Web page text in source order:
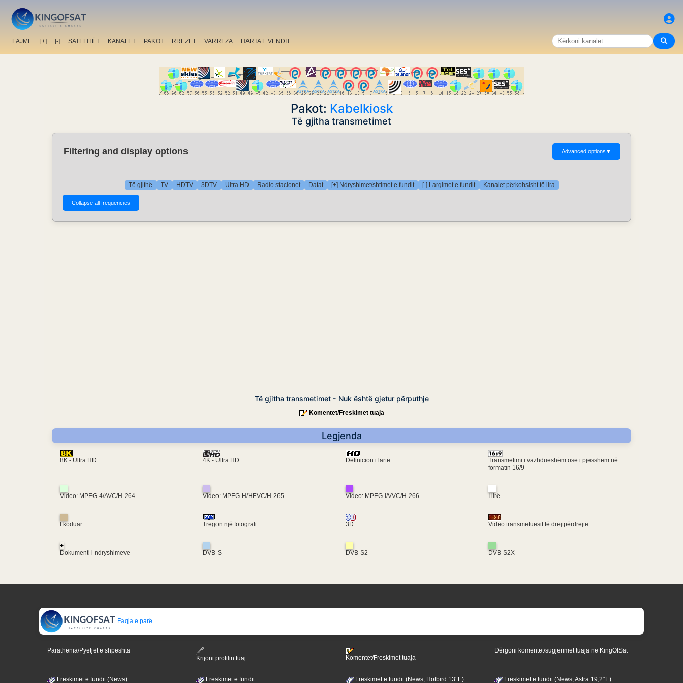
LAJME [+] [-] SATELITËT KANALET PAKOT RREZET VARREZA HARTA E VENDIT
Pakot: Kabelkiosk
Të gjitha transmetimet
Filtering and display options Advanced options ▼
Të gjithë TV HDTV 3DTV Ultra HD Radio stacionet Datat [+] Ndryshimet/shtimet e fundit [-] Largimet e fundit Kanalet përkohsisht të lira
Të gjitha transmetimet - Nuk është gjetur përputhje
Komentet/Freskimet tuaja
Legjenda
8K - Ultra HD 4K - Ultra HD Definicion i lartë
Transmetimi i vazhdueshëm ose i pjesshëm në
formatin 16/9
Video: MPEG-4/AVC/H-264 Video: MPEG-H/HEVC/H-265 Video: MPEG-I/VVC/H-266 I lirë
I koduar Tregon një fotografi 3D Video transmetuesit të drejtpërdrejtë
+
Dokumenti i ndryshimeve
DVB-S DVB-S2 DVB-S2X
Faqja e parë
Parathënia/Pyetjet e shpeshta
Krijoni profilin tuaj
Komentet/Freskimet tuaja
Dërgoni komentet/sugjerimet tuaja në KingOfSat
Freskimet e fundit (News) Freskimet e fundit Freskimet e fundit (News, Hotbird 13°E) Freskimet e fundit (News, Astra 19,2°E)